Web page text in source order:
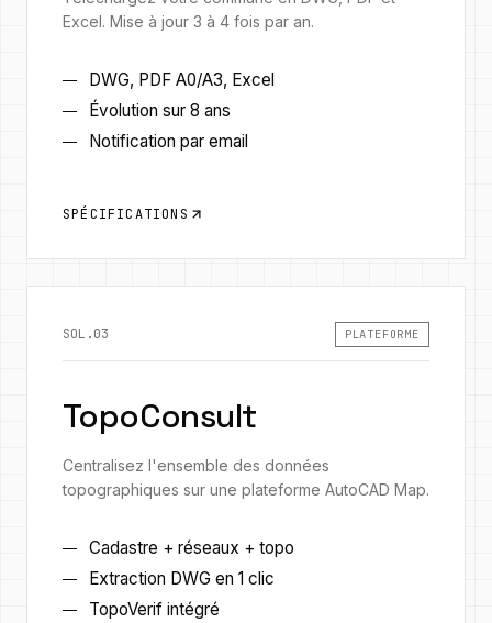
Excel. Mise à jour 3 à 4 fois par an.
DWG, PDF A0/A3, Excel
Évolution sur 8 ans
Notification par email
SPÉCIFICATIONS
SOL.03 PLATEFORME
TopoConsult
Centralisez l'ensemble des données
topographiques sur une plateforme AutoCAD Map.
Cadastre + réseaux + topo
Extraction DWG en 1 clic
TopoVerif intégré